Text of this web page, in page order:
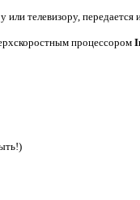
телевизору, передается
процессором